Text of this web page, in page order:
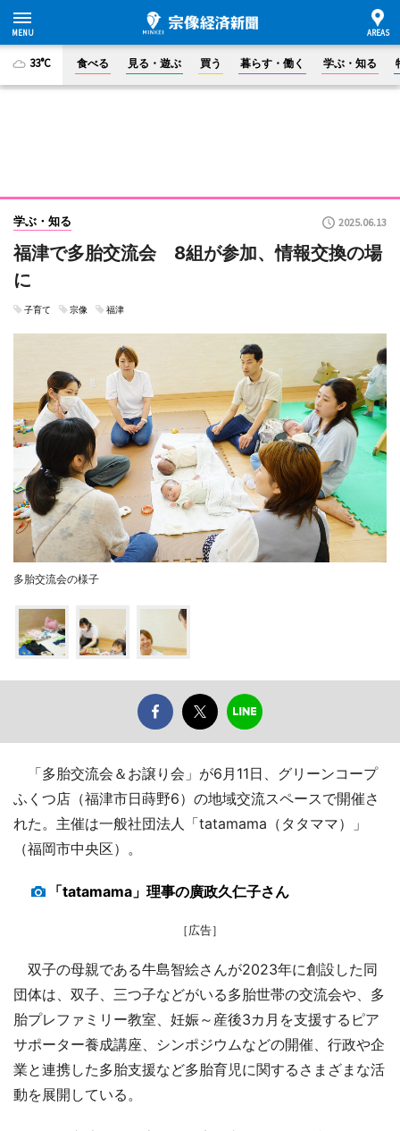
33°C 食べる 見る・遊ぶ 買う 暮らす・働く 学ぶ・知る
学ぶ・知る 2025.06.13
福津で多胎交流会 8組が参加、情報交換の場
に
子育て 宗像 福津
多胎交流会の様子
「多胎交流会＆お譲り会」が6月11日、グリーンコープ
ふくつ店（福津市日蒔野6）の地域交流スペースで開催さ
れた。主催は一般社団法人「tatamama（タタママ）」
（福岡市中央区）。
「tatamama」理事の廣政久仁子さん
［広告］
双子の母親である牛島智絵さんが2023年に創設した同
団体は、双子、三つ子などがいる多胎世帯の交流会や、多
胎プレファミリー教室、妊娠～産後3カ月を支援するピア
サポーター養成講座、シンポジウムなどの開催、行政や企
業と連携した多胎支援など多胎育児に関するさまざまな活
動を展開している。